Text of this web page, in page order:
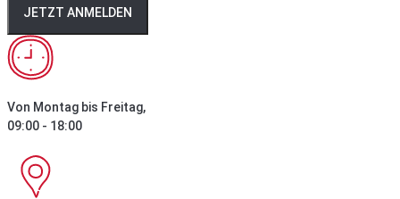
JETZT ANMELDEN
Von Montag bis Freitag,
09:00 - 18:00